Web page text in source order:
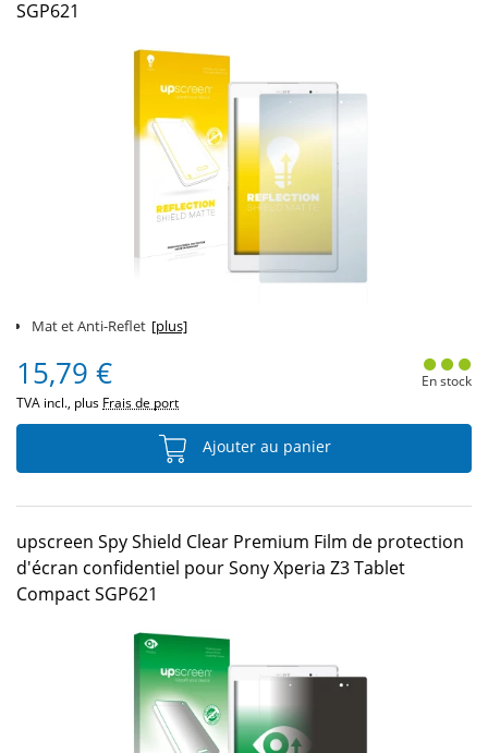
SGP621
Mat et Anti-Reflet [plus]
15,79 €
TVA incl., plus Frais de port
En stock
Ajouter au panier
upscreen Spy Shield Clear Premium Film de protection
d'écran confidentiel pour Sony Xperia Z3 Tablet
Compact SGP621